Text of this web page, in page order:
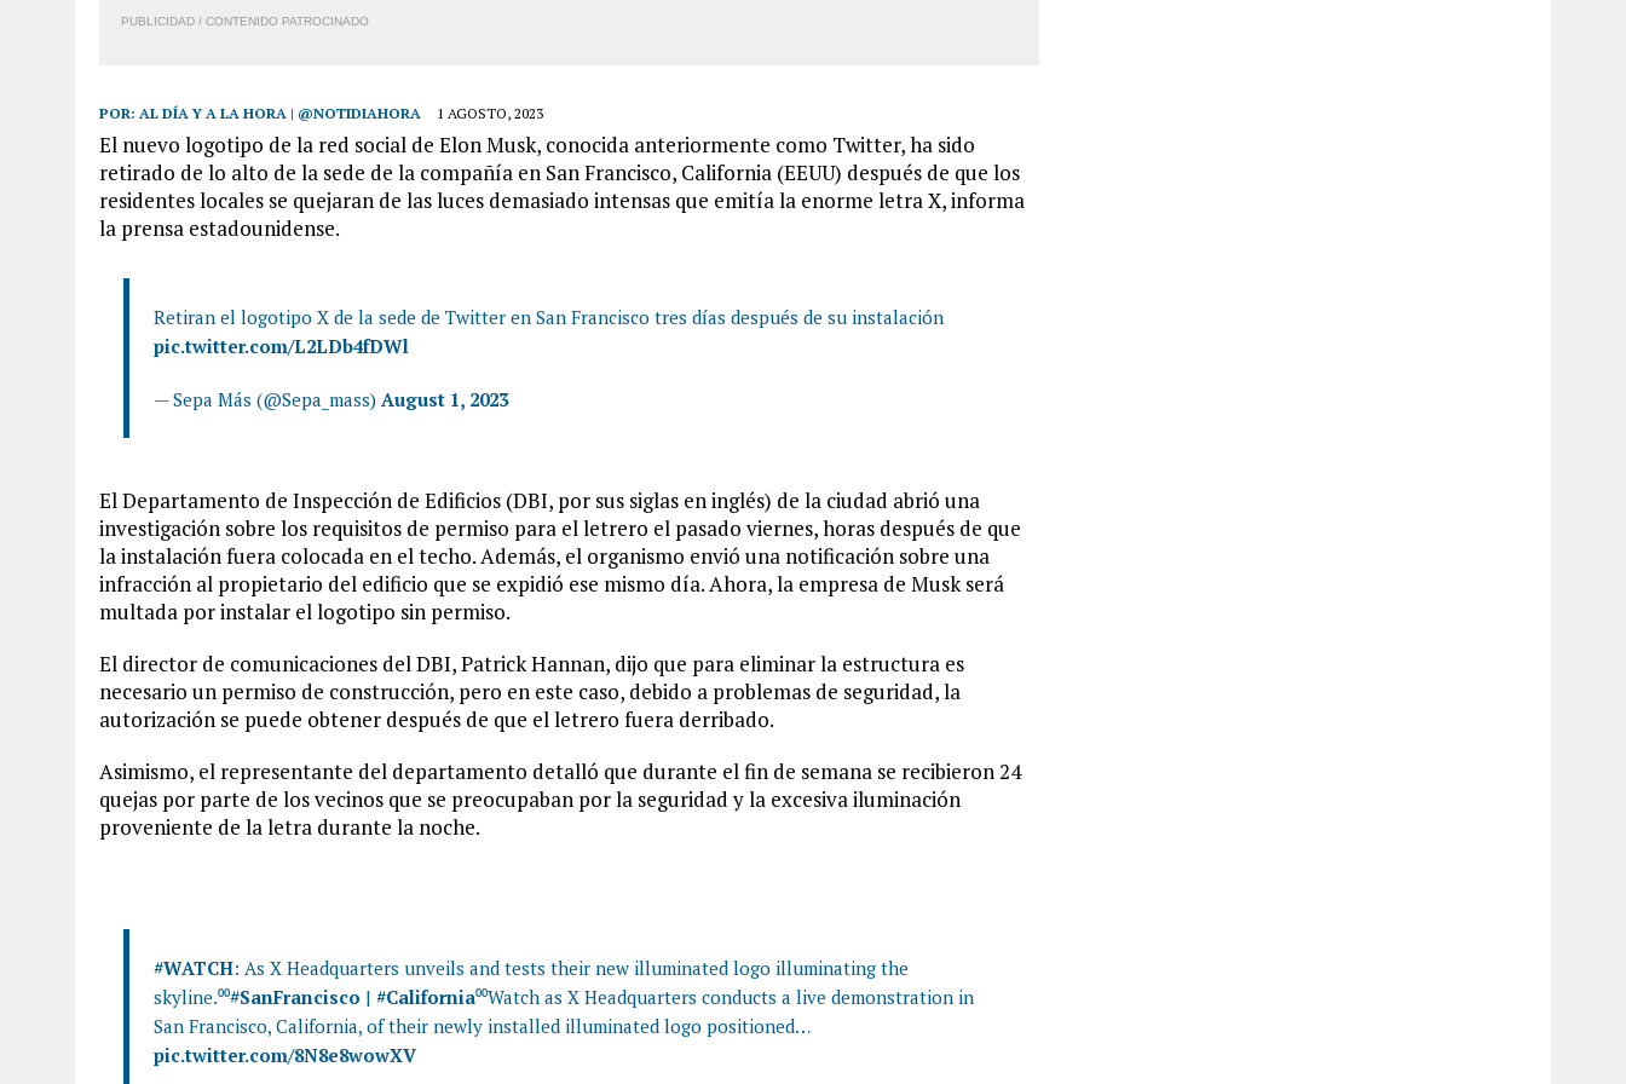
PUBLICIDAD / CONTENIDO PATROCINADO
POR: AL DÍA Y A LA HORA | @NOTIDIAHORA 1 AGOSTO, 2023
El nuevo logotipo de la red social de Elon Musk, conocida anteriormente como Twitter, ha sido
retirado de lo alto de la sede de la compañía en San Francisco, California (EEUU) después de que los
residentes locales se quejaran de las luces demasiado intensas que emitía la enorme letra X, informa
la prensa estadounidense.
Retiran el logotipo X de la sede de Twitter en San Francisco tres días después de su instalación
pic.twitter.com/L2LDb4fDWl
— Sepa Más (@Sepa_mass) August 1, 2023
El Departamento de Inspección de Edificios (DBI, por sus siglas en inglés) de la ciudad abrió una
investigación sobre los requisitos de permiso para el letrero el pasado viernes, horas después de que
la instalación fuera colocada en el techo. Además, el organismo envió una notificación sobre una
infracción al propietario del edificio que se expidió ese mismo día. Ahora, la empresa de Musk será
multada por instalar el logotipo sin permiso.
El director de comunicaciones del DBI, Patrick Hannan, dijo que para eliminar la estructura es
necesario un permiso de construcción, pero en este caso, debido a problemas de seguridad, la
autorización se puede obtener después de que el letrero fuera derribado.
Asimismo, el representante del departamento detalló que durante el fin de semana se recibieron 24
quejas por parte de los vecinos que se preocupaban por la seguridad y la excesiva iluminación
proveniente de la letra durante la noche.
#WATCH: As X Headquarters unveils and tests their new illuminated logo illuminating the
skyline.⁰⁰#SanFrancisco | #California⁰⁰Watch as X Headquarters conducts a live demonstration in
San Francisco, California, of their newly installed illuminated logo positioned…
pic.twitter.com/8N8e8wowXV